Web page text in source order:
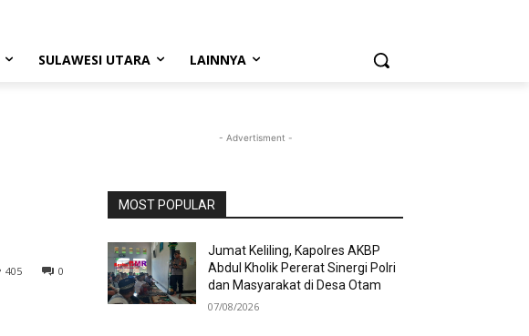
SULAWESI UTARA LAINNYA
0
405
- Advertisment -
MOST POPULAR
Jumat Keliling, Kapolres AKBP
Abdul Kholik Pererat Sinergi Polri
dan Masyarakat di Desa Otam
07/08/2026